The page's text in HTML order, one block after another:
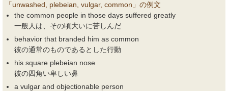
「unwashed, plebeian, vulgar, common」の例文
the common people in those days suffered greatly
一般人は、その頃大いに苦しんだ
behavior that branded him as common
彼の通常のものであるとした行動
his square plebeian nose
彼の四角い卑しい鼻
a vulgar and objectionable person